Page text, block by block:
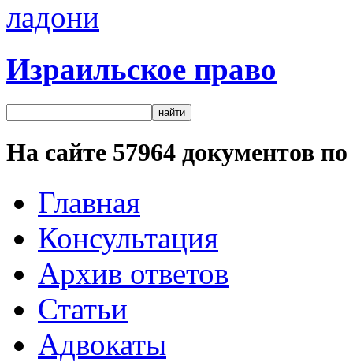
Израильское право
На сайте 57964 документов
Главная
Консультация
Архив ответов
Статьи
Адвокаты